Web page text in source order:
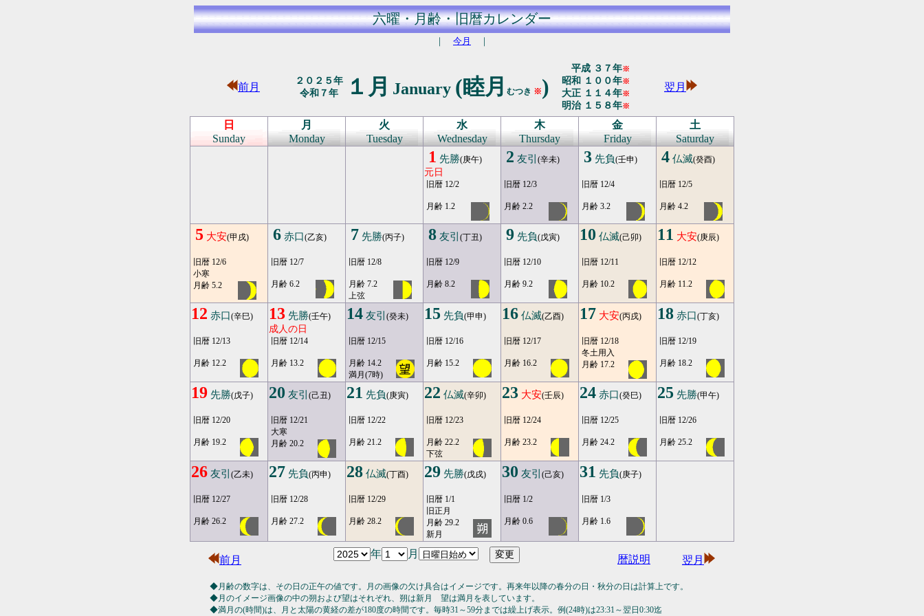
六曜・月齢・旧暦カレンダー
｜ 今月 ｜
前月
２０２５年
令和７年
１月 January (睦月 むつき ※)
平成 ３７年※
昭和 １００年※
大正 １１４年※
明治 １５８年※
翌月
日
Sunday
月
Monday
火
Tuesday
水
Wednesday
木
Thursday
金
Friday
土
Saturday
1 先勝(庚午)
元日
旧暦 12/2
月齢 1.2
2 友引 (辛未)
旧暦 12/3
月齢 2.2
3 先負(壬申)
旧暦 12/4
月齢 3.2
4 仏滅(癸酉)
旧暦 12/5
月齢 4.2
5 大安(甲戌)
旧暦 12/6
小寒
月齢 5.2
6 赤口(乙亥)
旧暦 12/7
月齢 6.2
7 先勝(丙子)
旧暦 12/8
月齢 7.2
上弦
8 友引 (丁丑)
旧暦 12/9
月齢 8.2
9 先負(戊寅)
旧暦 12/10
月齢 9.2
10 仏滅(己卯)
旧暦 12/11
月齢 10.2
11 大安(庚辰)
旧暦 12/12
月齢 11.2
12 赤口(辛巳)
旧暦 12/13
月齢 12.2
13 先勝(壬午)
成人の日
旧暦 12/14
月齢 13.2
14 友引 (癸未)
旧暦 12/15
月齢 14.2
満月(7時)
15 先負(甲申)
旧暦 12/16
月齢 15.2
16 仏滅(乙酉)
旧暦 12/17
月齢 16.2
17 大安(丙戌)
旧暦 12/18
冬土用入
月齢 17.2
18 赤口(丁亥)
旧暦 12/19
月齢 18.2
19 先勝(戊子)
旧暦 12/20
月齢 19.2
20 友引 (己丑)
旧暦 12/21
大寒
月齢 20.2
21 先負(庚寅)
旧暦 12/22
月齢 21.2
22 仏滅(辛卯)
旧暦 12/23
月齢 22.2
下弦
23 大安(壬辰)
旧暦 12/24
月齢 23.2
24 赤口(癸巳)
旧暦 12/25
月齢 24.2
25 先勝(甲午)
旧暦 12/26
月齢 25.2
26 友引 (乙未)
旧暦 12/27
月齢 26.2
27 先負(丙申)
旧暦 12/28
月齢 27.2
28 仏滅(丁酉)
旧暦 12/29
月齢 28.2
29 先勝(戊戌)
旧暦 1/1
旧正月
月齢 29.2
新月
30 友引 (己亥)
旧暦 1/2
月齢 0.6
31 先負(庚子)
旧暦 1/3
月齢 1.6
前月
年 月 暦説明 翌月
◆月齢の数字は、その日の正午の値です。月の画像の欠け具合はイメージです。再来年以降の春分の日・秋分の日は計算上です。
◆月のイメージ画像の中の朔および望はそれぞれ、朔は新月 望は満月を表しています。
◆満月の(時間)は、月と太陽の黄経の差が180度の時間です。毎時31～59分までは繰上げ表示。例(24時)は23:31～翌日0:30迄